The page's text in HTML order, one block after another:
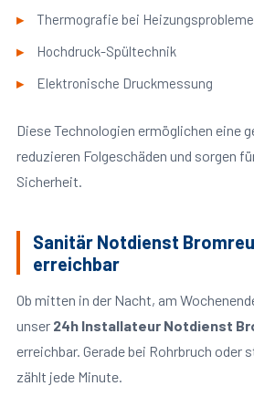
Thermografie bei
Hochdruck-Spültechnik
Elektronische Druckmessung
Diese Technologien ermöglichen eine
reduzieren Folgeschäden und sorgen
Sicherheit.
Sanitär Notdienst
erreichbar
Ob mitten in der Nacht, am
unser 24h Installateur Notdienst
erreichbar. Gerade bei Rohrbruch
zählt jede Minute.